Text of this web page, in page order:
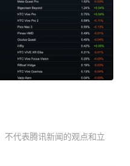
不代表腾讯新闻的观点和立